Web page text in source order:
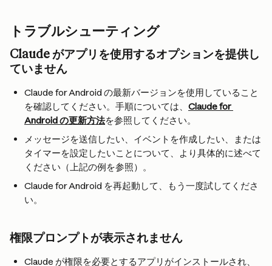
トラブルシューティング
Claude がアプリを使用するオプションを提供し
ていません
Claude for Android の最新バージョンを使用していること
を確認してください。手順については、 Claude for
Android の更新方法を参照してください。
メッセージを送信したい、イベントを作成したい、または
タイマーを設定したいことについて、より具体的に述べて
ください（上記の例を参照）。
Claude for Android を再起動して、もう一度試してくださ
い。
権限プロンプトが表示されません
Claude が権限を必要とするアプリがインストールされ、